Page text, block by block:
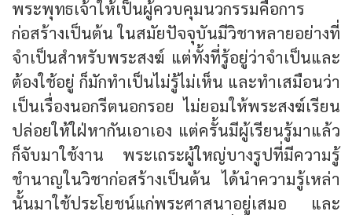
พระพุทธเจ้าให้เป็นผู้ควบคุมนวกรรมคือการ
ก่อสร้างเป็นต้น ในสมัยปัจจุบันมีวิชาหลายอย่างที่
จำเป็นสำหรับพระสงฆ์ แต่ทั้งที่รู้อยู่ว่าจำเป็นและ
ต้องใช้อยู่ ก็มักทำเป็นไม่รู้ไม่เห็น และทำเสมือนว่า
เป็นเรื่องนอกรีตนอกรอย ไม่ยอมให้พระสงฆ์เรียน
ปล่อยให้ใฝ่หากันเอาเอง แต่ครั้นมีผู้เรียนรู้มาแล้ว
ก็จับมาใช้งาน พระเถระผู้ใหญ่บางรูปที่มีความรู้
ชำนาญในวิชาก่อสร้างเป็นต้น ได้นำความรู้เหล่า
นั้นมาใช้ประโยชน์แก่พระศาสนาอยู่เสมอ และ